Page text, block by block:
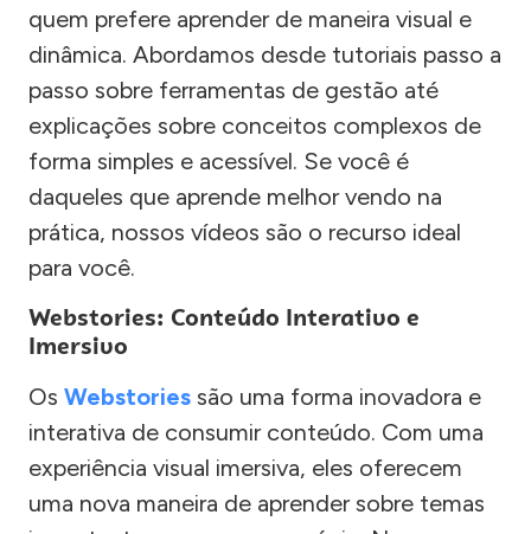
quem prefere aprender de maneira visual e
dinâmica. Abordamos desde tutoriais passo a
passo sobre ferramentas de gestão até
explicações sobre conceitos complexos de
forma simples e acessível. Se você é
daqueles que aprende melhor vendo na
prática, nossos vídeos são o recurso ideal
para você.
Webstories: Conteúdo Interativo e
Imersivo
Os Webstories são uma forma inovadora e
interativa de consumir conteúdo. Com uma
experiência visual imersiva, eles oferecem
uma nova maneira de aprender sobre temas